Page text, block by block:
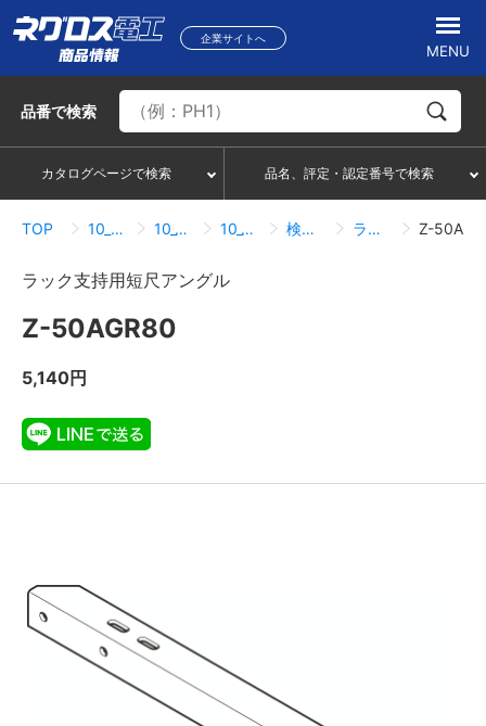
企業サイトへ
MENU
品番で検索
カタログページで検索 品名、評定・認定番号で検索
TOP 10_ケーブルラック 10_13_サポートシステム 10_13_09_ラック支持用短尺アングル 検索結果一覧 ラック支持用短尺アングル
ラック支持用短尺アングル
Z-50AGR80
5,140円